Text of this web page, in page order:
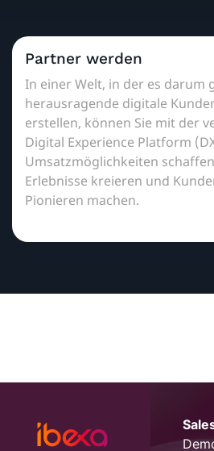
Partner werden
In einer Welt, in der es darum
herausragende digitale
erstellen, können Sie mit der
Digital Experience Platform
Umsatzmöglichkeiten
Erlebnisse kreieren und
Pionieren machen.